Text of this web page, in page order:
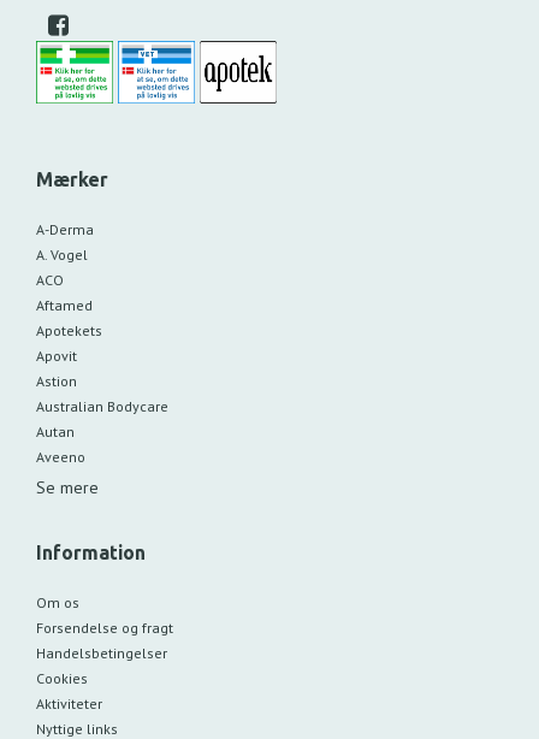
Mærker
A-Derma
A. Vogel
ACO
Aftamed
Apotekets
Apovit
Astion
Australian Bodycare
Autan
Aveeno
Se mere
Information
Om os
Forsendelse og fragt
Handelsbetingelser
Cookies
Aktiviteter
Nyttige links